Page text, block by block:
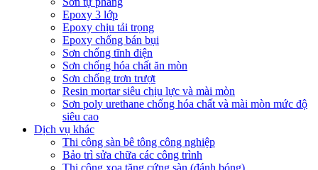
Epoxy 3 lớp
Epoxy chịu tải trọng
Epoxy chống bán bụi
Sơn chống tĩnh điện
Sơn chống hóa chất ăn mòn
Sơn chống trơn trượt
Resin mortar siêu chịu lực và mài mòn
Sơn poly urethane chống hóa chất và mài mòn mức độ
siêu cao
Dịch vụ khác
Thi công sàn bê tông công nghiệp
Bảo trì sửa chữa các công trình
Thi công xoa tăng cứng sàn (đánh bóng)